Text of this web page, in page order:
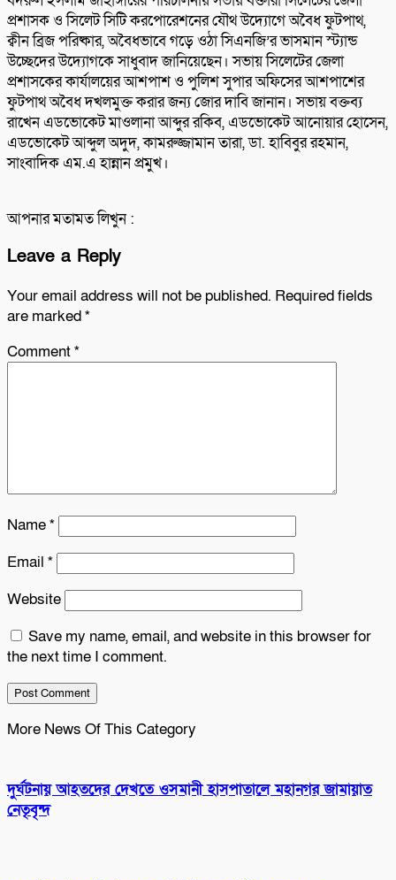
প্রশাসক ও সিলেট সিটি করপোরেশনের যৌথ উদ্যোগে অবৈধ ফুটপাথ,
ক্বীন ব্রিজ পরিষ্কার, অবৈধভাবে গড়ে ওঠা সিএনজি’র ভাসমান স্ট্যান্ড
উচ্ছেদের উদ্যোগকে সাধুবাদ জানিয়েছেন। সভায় সিলেটের জেলা
প্রশাসকের কার্যালয়ের আশপাশ ও পুলিশ সুপার অফিসের আশপাশের
ফুটপাথ অবৈধ দখলমুক্ত করার জন্য জোর দাবি জানান। সভায় বক্তব্য
রাখেন এডভোকেট মাওলানা আব্দুর রকিব, এডভোকেট আনোয়ার হোসেন,
এডভোকেট আব্দুল অদুদ, কামরুজ্জামান তারা, ডা. হাবিবুর রহমান,
সাংবাদিক এম.এ হান্নান প্রমুখ।
আপনার মতামত লিখুন :
Leave a Reply
Your email address will not be published. Required fields
are marked*
Comment*
Name*
Email *
Website
Save my name, email, and website in this browser for
the next time I comment.
More News Of This Category
দুর্ঘটনায় আহতদের দেখতে ওসমানী হাসপাতালে মহানগর জামায়াত
নেতৃবৃন্দ